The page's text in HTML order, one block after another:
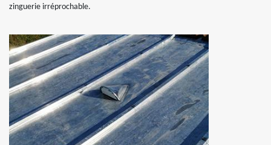
zinguerie irréprochable.